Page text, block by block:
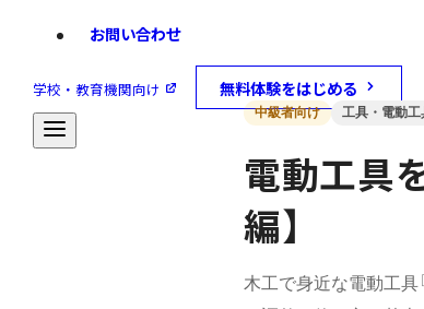
お問い合わせ
学校・教育機関向け 無料体験をはじめる
中級者向け 工具・電動工
電動工具
編】
木工で身近な電動工具